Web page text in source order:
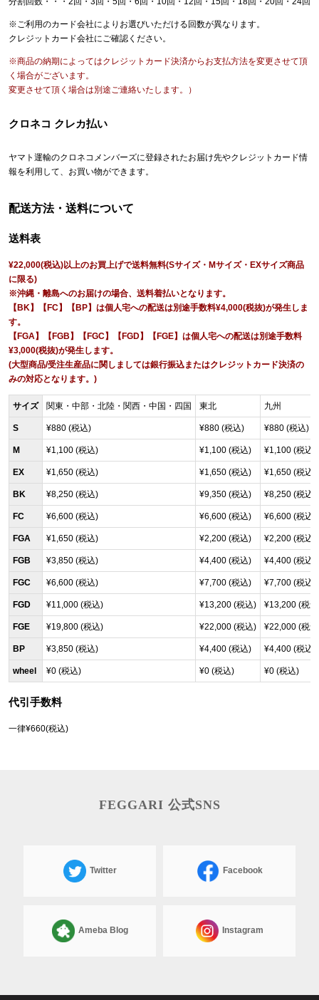
※ご利用のカード会社によりお選びいただける回数が異なります。
クレジットカード会社にご確認ください。
※商品の納期によってはクレジットカード決済からお支払方法を変更させて頂
く場合がございます。
変更させて頂く場合は別途ご連絡いたします。）
クロネコ クレカ払い
ヤマト運輸のクロネコメンバーズに登録されたお届け先やクレジットカード情
報を利用して、お買い物ができます。
配送方法・送料について
送料表
¥22,000(税込)以上のお買上げで送料無料(Sサイズ・Mサイズ・EXサイズ商品
に限る)
※沖縄・離島へのお届けの場合、送料着払いとなります。
【BK】【FC】【BP】は個人宅への配送は別途手数料¥4,000(税抜)が発生しま
す。
【FGA】【FGB】【FGC】【FGD】【FGE】は個人宅への配送は別途手数料
¥3,000(税抜)が発生します。
(大型商品/受注生産品に関しましては銀行振込またはクレジットカード決済の
みの対応となります。)
サイズ 関東・中部・北陸・関西・中国・四国 東北 九州
S ¥880 (税込) ¥880 (税込) ¥880 (税込)
M ¥1,100 (税込) ¥1,100 (税込) ¥1,100 (税込)
EX ¥1,650 (税込) ¥1,650 (税込) ¥1,650 (税込)
BK ¥8,250 (税込) ¥9,350 (税込) ¥8,250 (税込)
FC ¥6,600 (税込) ¥6,600 (税込) ¥6,600 (税込)
FGA ¥1,650 (税込) ¥2,200 (税込) ¥2,200 (税込)
FGB ¥3,850 (税込) ¥4,400 (税込) ¥4,400 (税込)
FGC ¥6,600 (税込) ¥7,700 (税込) ¥7,700 (税込)
FGD ¥11,000 (税込) ¥13,200 (税込) ¥13,200 (税
FGE ¥19,800 (税込) ¥22,000 (税込) ¥22,000 (税
BP ¥3,850 (税込) ¥4,400 (税込) ¥4,400 (税込)
wheel ¥0 (税込) ¥0 (税込) ¥0 (税込)
代引手数料
一律¥660(税込)
FEGGARI 公式SNS
Twitter Facebook
Ameba Blog Instagram